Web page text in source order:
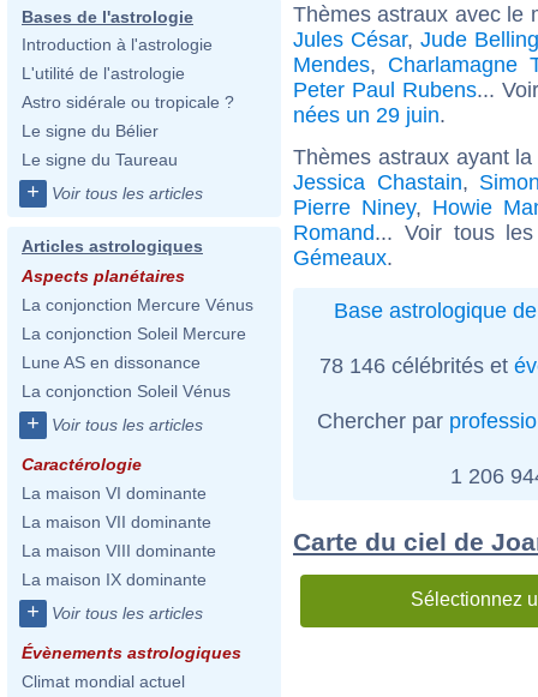
Bases de l'astrologie
Introduction à l'astrologie
L'utilité de l'astrologie
Astro sidérale ou tropicale ?
Le signe du Bélier
Le signe du Taureau
+ Voir tous les articles
Articles astrologiques
Aspects planétaires
La conjonction Mercure Vénus
La conjonction Soleil Mercure
Lune AS en dissonance
La conjonction Soleil Vénus
+ Voir tous les articles
Caractérologie
La maison VI dominante
La maison VII dominante
La maison VIII dominante
La maison IX dominante
+ Voir tous les articles
Évènements astrologiques
Climat mondial actuel
Thèmes astraux avec le
Jules César, Jude
Mendes, Charlamagne
Peter Paul Rubens...
nées un 29 juin.
Thèmes astraux ayant
Jessica Chastain,
Pierre Niney, Howie
Romand... Voir tous
Gémeaux.
Base astrologique
78 146 célébrités et
Chercher par
1 206
Carte du ciel de
Sélectionnez